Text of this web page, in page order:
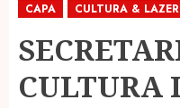
CAPA CULTURA & LAZER
CULTURA